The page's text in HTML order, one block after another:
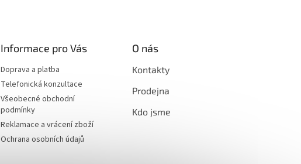
Informace pro Vás
Doprava a platba
Telefonická konzultace
Všeobecné obchodní
podmínky
Reklamace a vrácení zboží
Ochrana osobních údajů
O nás
Kontakty
Prodejna
Kdo jsme